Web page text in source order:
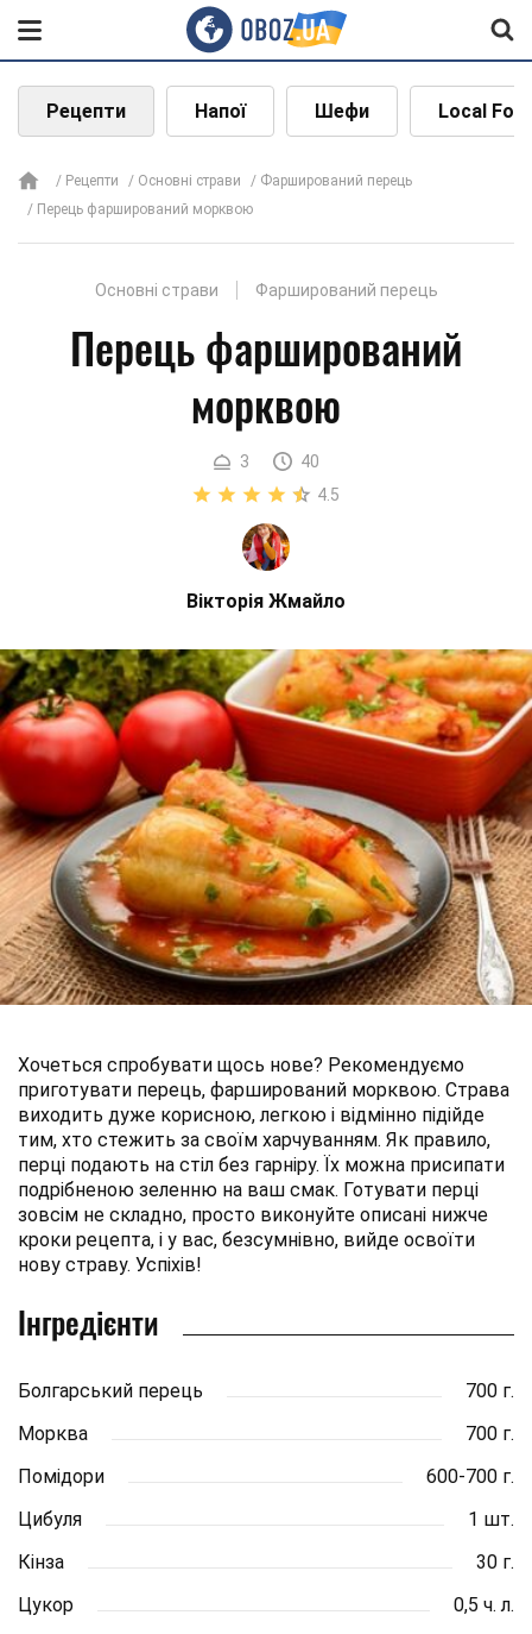
Рецепти Напої Шефи Local
Рецепти Основні страви
Фарширований перець
Перець фарширований морквою
Основні страви Фарширований перець
Перець фарширований
морквою
3
40
4.5
Вікторія Жмайло
Хочеться спробувати щось нове? Рекомендуємо
приготувати перець, фарширований морквою. Страва
виходить дуже корисною, легкою і відмінно підійде
тим, хто стежить за своїм харчуванням. Як правило,
перці подають на стіл без гарніру. Їх можна присипати
подрібненою зеленню на ваш смак. Готувати перці
зовсім не складно, просто виконуйте описані нижче
кроки рецепта, і у вас, безсумнівно, вийде освоїти
нову страву. Успіхів!
Інгредієнти
Болгарський перець
700 г.
Морква
700 г.
Помідори
600-700 г.
Цибуля
1 шт.
Кінза
30 г.
Цукор
0,5 ч. л.